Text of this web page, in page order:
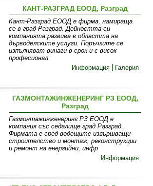
КАНТ-РАЗГРАД ЕООД, Разград
Кант-Разград ЕООД е фирма, намираща
се в град Разград. Дейността си
компанията развива в областта на
дърводелските услуги. Поръчките се
изпълняват винаги в срок и с висок
професионал
Информация
Галерия
ГАЗМОНТАЖИНЖЕНЕРИНГ РЗ ЕООД,
Разград
Газмонтажинженеринг РЗ ЕООД е
компания със седалище град Разград.
Фирмата е сред водещите извършващи
строителство и монтаж, реконструкции
и ремонт на енергийни, инфр
Информация